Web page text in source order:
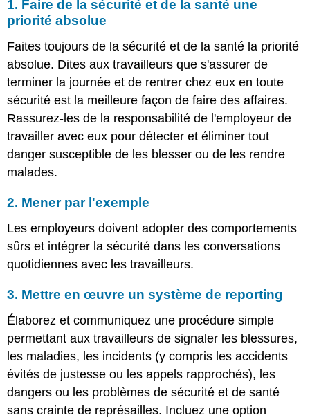
1. Faire de la sécurité et de la santé une
priorité absolue
Faites toujours de la sécurité et de la santé la priorité
absolue. Dites aux travailleurs que s'assurer de
terminer la journée et de rentrer chez eux en toute
sécurité est la meilleure façon de faire des affaires.
Rassurez-les de la responsabilité de l'employeur de
travailler avec eux pour détecter et éliminer tout
danger susceptible de les blesser ou de les rendre
malades.
2. Mener par l'exemple
Les employeurs doivent adopter des comportements
sûrs et intégrer la sécurité dans les conversations
quotidiennes avec les travailleurs.
3. Mettre en œuvre un système de reporting
Élaborez et communiquez une procédure simple
permettant aux travailleurs de signaler les blessures,
les maladies, les incidents (y compris les accidents
évités de justesse ou les appels rapprochés), les
dangers ou les problèmes de sécurité et de santé
sans crainte de représailles. Incluez une option